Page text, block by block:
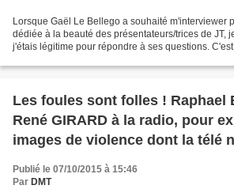
Lorsque Gaël Le Bellego a souhaité m'interviewer
dédiée à la beauté des présentateurs/trices de JT,
j'étais légitime pour répondre à ses questions.
Les foules sont folles ! Raphael
René GIRARD à la radio, pour
images de violence dont la télé
Publié le 07/10/2015 à 15:46
Par DMT